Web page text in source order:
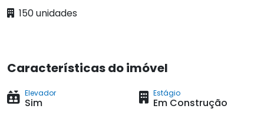
150 unidades
Características do imóvel
Elevador
Sim
Estágio
Em Construção